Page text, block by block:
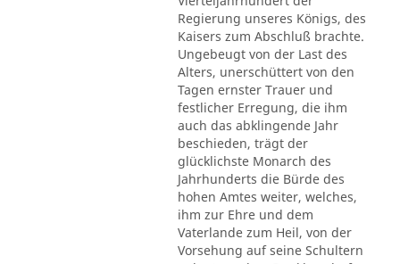
Regierung unseres Königs, des
Kaisers zum Abschluß brachte.
Ungebeugt von der Last des
Alters, unerschüttert von den
Tagen ernster Trauer und
festlicher Erregung, die ihm
auch das abklingende Jahr
beschieden, trägt der
glücklichste Monarch des
Jahrhunderts die Bürde des
hohen Amtes weiter, welches,
ihm zur Ehre und dem
Vaterlande zum Heil, von der
Vorsehung auf seine Schultern